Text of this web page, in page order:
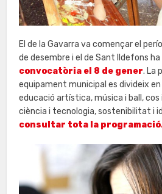
El de la Gavarra va començar el
de desembre i el de Sant Ildefons
convocatòria el 8 de gener. La
equipament municipal es divideix
educació artística, música i ball,
ciència i tecnologia, sostenibilitat i
consultar tota la